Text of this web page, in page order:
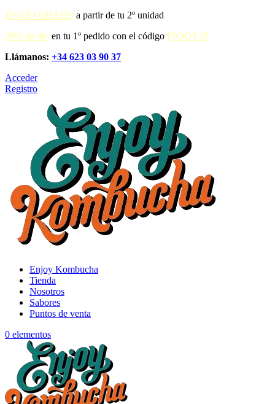
ENVÍO GRATIS a partir de tu 2º unidad
20% de dto en tu 1º pedido con el código ENJOY20
Llámanos: +34 623 03 90 37
Acceder
Registro
Enjoy Kombucha
Tienda
Nosotros
Sabores
Puntos de venta
0 elementos